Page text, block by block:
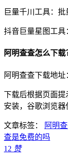
巨量千川工具：批
抖音巨量星图工具
阿明查查怎么下载
阿明查查下载地址
下载后根据页面
安装，谷歌浏览器
文章标签： 阿明
查是免费的吗
12 赞